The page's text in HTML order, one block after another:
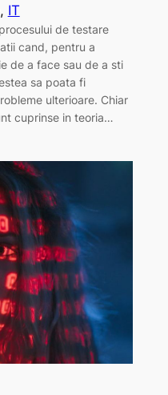
, IT
de testare
cand, pentru a
de a face sau de a sti
sa poata fi
ulterioare. Chiar
cuprinse in teoria…